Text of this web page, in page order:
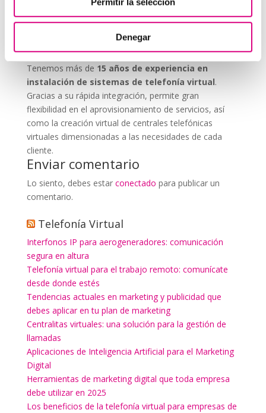
Denegar
que nos permitas estudiar tu caso particular.
Aunque si lo prefieres, puedes enviarnos un correo
virtual@networkes.com
900 800 806.
Tenemos más de 15 años de experiencia en
instalación de sistemas de telefonía virtual.
Gracias a su rápida integración, permite gran
flexibilidad en el aprovisionamiento de servicios, así
como la creación virtual de centrales telefónicas
virtuales dimensionadas a las necesidades de cada
cliente.
Enviar comentario
Lo siento, debes estar conectado para publicar un
comentario.
Telefonía Virtual
Interfonos IP para aerogeneradores: comunicación
segura en altura
Telefonía virtual para el trabajo remoto: comunícate
desde donde estés
Tendencias actuales en marketing y publicidad que
debes aplicar en tu plan de marketing
Centralitas virtuales: una solución para la gestión de
llamadas
Aplicaciones de Inteligencia Artificial para el Marketing
Digital
Herramientas de marketing digital que toda empresa
debe utilizar en 2025
Los beneficios de la telefonía virtual para empresas de